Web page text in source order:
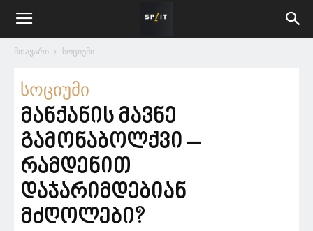
მთავარი სოციუმი
სოციუმი
მანქანის მავნე
გამონაბოლქვი –
რამდენით
დაჯარიმდებიან
მძღოლები?